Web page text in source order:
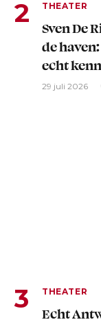
THEATER
Sven De
de
echt
29 juli 2026
THEATER
Echt